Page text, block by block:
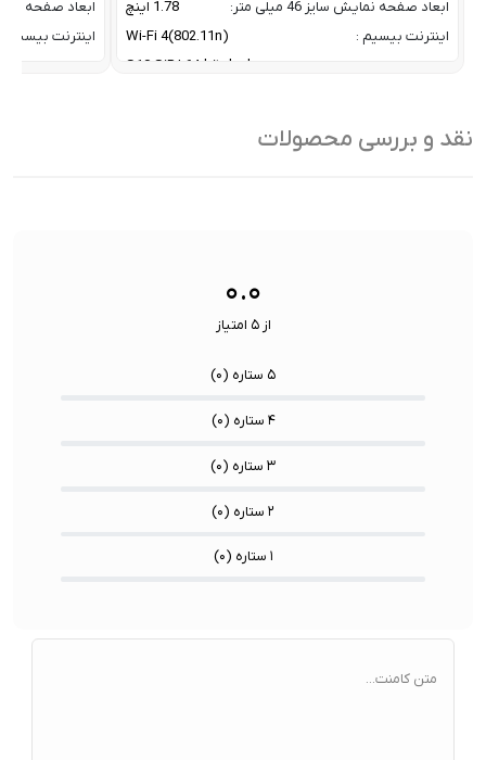
ابعاد صفحه نمایش سایز 46 میلی متر:
1.78 اینچ
اینترنت بیسیم :
Wi-Fi 4(802.11n)
S10 SiP | 64-bit dual-core
موتور عصبی:
ابعاد صفحه نمایش
اینترنت بیسیم :
نقد و بررسی محصولات
۰.۰
از ۵ امتیاز
۵ ستاره ( ۰)
۴ ستاره ( ۰)
۳ ستاره ( ۰)
۲ ستاره ( ۰)
۱ ستاره ( ۰)
متن کامنت...